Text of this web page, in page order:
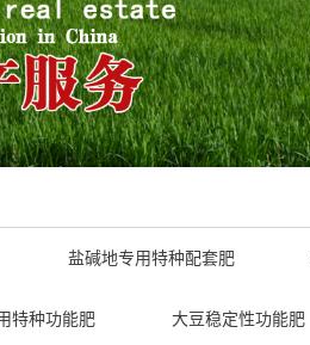
盐碱地专用特种配套肥
特种功能肥 大豆稳定性功能肥